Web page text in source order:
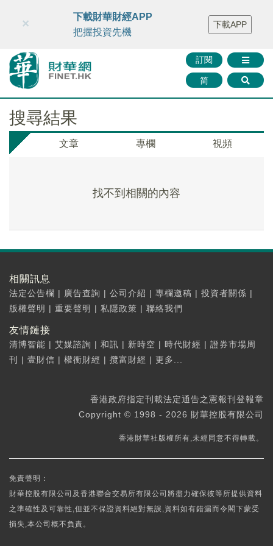
財華智庫網 FINTV FINMETA 財華證券 媒體矩陣
智庫沙龍
聯絡我們
訂閱
简
×
下載財華財經APP
把握投資先機
下載APP
搜尋結果
文章 專欄 視頻
找不到相關的內容
相關訊息
法定公告欄 | 廣告查詢 | 公司介紹 | 專欄邀稿 | 投資者關係 |
版權聲明 | 重要聲明 | 私隱政策 | 聯絡我們
友情鏈接
清博智能 | 艾媒諮詢 | 和訊 | 新時空 | 時代財經 | 證券市場周
刊
| 壹財信 | 權衡財經 | 攬富財經 | 更多...
香港政府指定刊載法定通告之憲報刊登報章
Copyright © 1998 - 2026 財華控股有限公司
香港財華社版權所有,未經同意不得轉載。
免責聲明：
財華控股有限公司及香港聯合交易所有限公司將盡力確保彼等所提供資料
之準確性及可靠性,但並不保證資料絕對無誤,資料如有錯漏而令閣下蒙受
損失,本公司概不負責。